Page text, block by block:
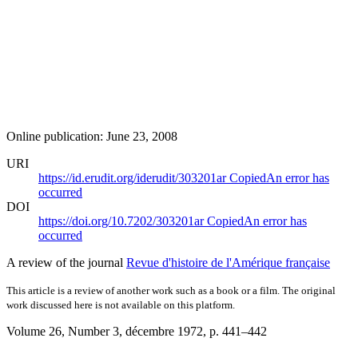
Online publication: June 23, 2008
URI
https://id.erudit.org/iderudit/303201arCopiedAn error has
occurred
DOI
https://doi.org/10.7202/303201arCopiedAn error has
occurred
A review of the journal Revue d'histoire de l'Amérique française
This article is a review of another work such as a book or a film. The original
work discussed here is not available on this platform.
Volume 26, Number 3, décembre 1972, p. 441–442